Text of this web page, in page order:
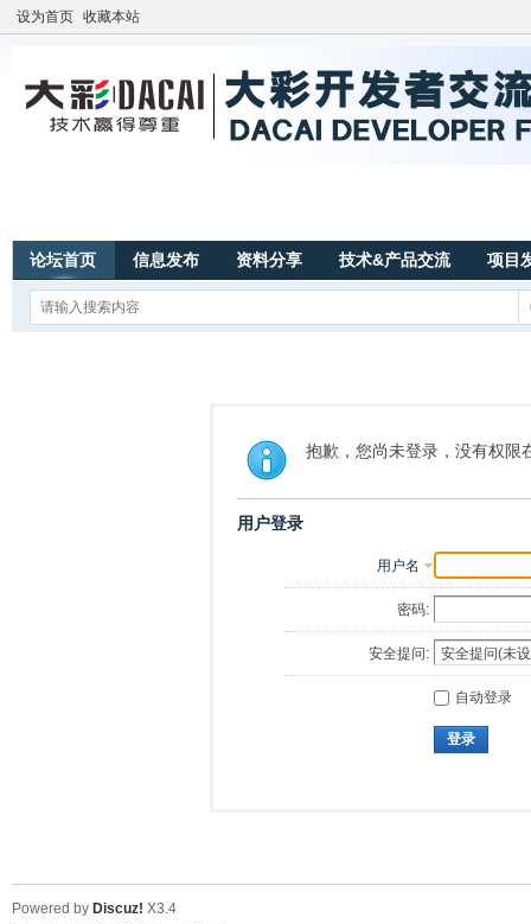
设为首页 收藏本站
论坛首页 信息发布 资料分享 技术&产品交流 项目
抱歉，您尚未登录，没有权限
用户登录
用户名
密码:
安全提问:
自动登录
登录
Powered by Discuz! X3.4